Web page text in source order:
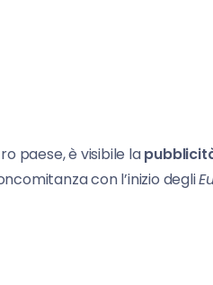
paese, è visibile la
con l’inizio degli